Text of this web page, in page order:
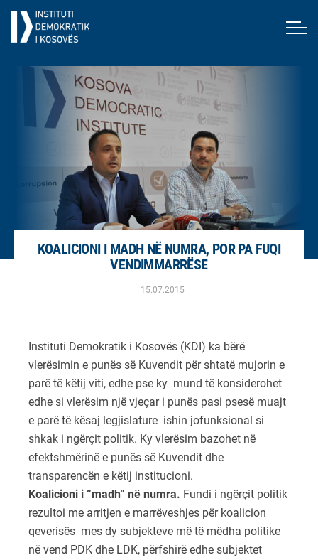
KOALICIONI I MADH NË NUMRA, POR PA FUQI
VENDIMMARRËSE
15.07.2015
Instituti Demokratik i Kosovës (KDI) ka bërë
vlerësimin e punës së Kuvendit për shtatë mujorin e
parë të këtij viti, edhe pse ky mund të konsiderohet
edhe si vlerësim një vjeçar i punës pasi psesë muajt
e parë të kësaj legjislature ishin jofunksional si
shkak i ngërçit politik. Ky vlerësim bazohet në
efektshmërinë e punës së Kuvendit dhe
transparencën e këtij institucioni.
Koalicioni i “madh” në numra. Fundi i ngërçit politik
rezultoi me arritjen e marrëveshjes për koalicion
qeverisës mes dy subjekteve më të mëdha politike
në vend PDK dhe LDK, përfshirë edhe subjektet